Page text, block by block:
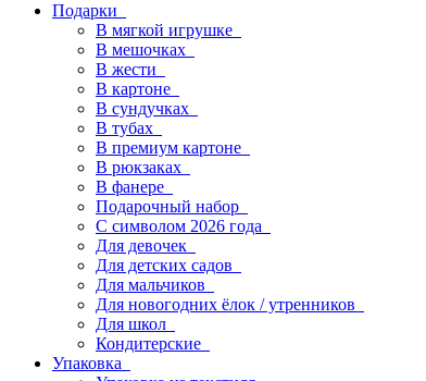
Подарки
В мягкой игрушке
В мешочках
В жести
В картоне
В сундучках
В тубах
В премиум картоне
В рюкзаках
В фанере
Подарочный набор
С символом 2026 года
Для девочек
Для детских садов
Для мальчиков
Для новогодних ёлок / утренников
Для школ
Кондитерские
Упаковка